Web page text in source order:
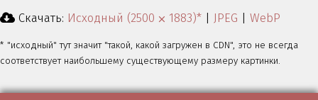
Скачать: Исходный (2500 ⨉ 1883)* JPEG WebP
* "исходный" тут значит "такой, какой загружен в CDN", это не всегда
соответствует наибольшему существующему размеру картинки.